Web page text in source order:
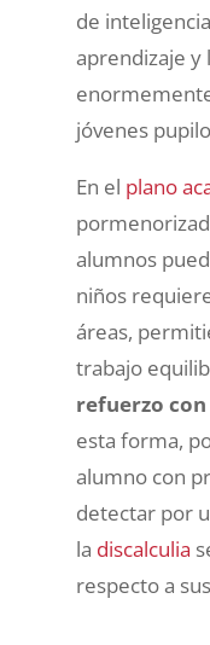
de
aprendizaje y
jóvenes
En el plano
alumnos
niños
áreas,
trabajo
refuerzo con
esta forma,
alumno con
detectar por
la discalculia
respecto a